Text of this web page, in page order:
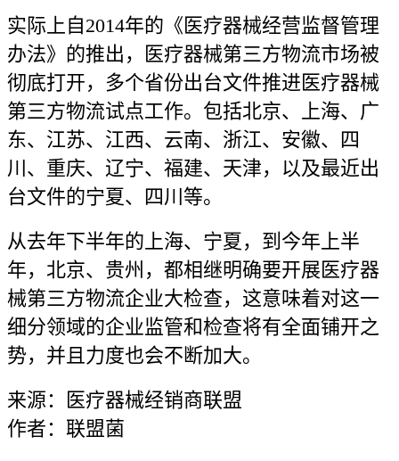
实际上自2014年的《医疗器械经营监督管理
办法》的推出，医疗器械第三方物流市场被
彻底打开，多个省份出台文件推进医疗器械
第三方物流试点工作。包括北京、上海、广
东、江苏、江西、云南、浙江、安徽、四
川、重庆、辽宁、福建、天津，以及最近出
台文件的宁夏、四川等。
从去年下半年的上海、宁夏，到今年上半
年，北京、贵州，都相继明确要开展医疗器
械第三方物流企业大检查，这意味着对这一
细分领域的企业监管和检查将有全面铺开之
势，并且力度也会不断加大。
来源：医疗器械经销商联盟
作者：联盟菌